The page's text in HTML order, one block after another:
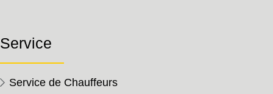
Service
Service de Chauffeurs